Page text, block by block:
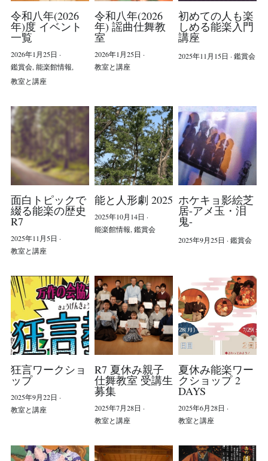
40周年 スケジュール
感染症対策
理事長ご挨拶
庄内能楽館について
Contact Us
LINE友だち追加
令和八年(2026
年)度 イベント
一覧
2026年1月25日 ·
鑑賞会,能楽館情報,
教室と講座
令和八年(2026
年) 謡曲仕舞教
室
2026年1月25日 ·
教室と講座
初めての人も楽
しめる能楽入門
講座
2025年11月15日 · 鑑賞会
面白トピックで
綴る能楽の歴史
R7
2025年11月5日 ·
教室と講座
能と人形劇 2025
2025年10月14日 ·
能楽館情報, 鑑賞会
ホケキョ影絵芝
居-アメ玉・泪
鬼-
2025年9月25日 · 鑑賞会
狂言ワークショ
ップ
2025年9月22日 ·
教室と講座
R7 夏休み親子
仕舞教室 受講生
募集
2025年7月28日 ·
教室と講座
夏休み能楽ワー
クショップ 2
DAYS
2025年6月28日 ·
教室と講座